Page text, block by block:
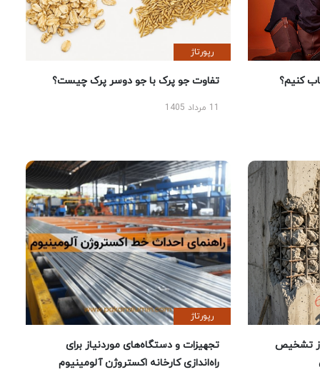
کنیم؟
رپورتاژ
تفاوت جو پرک با جو دوسر پرک چیست؟
تشخیص
رپورتاژ
تجهیزات و دستگاه‌های موردنیاز برای
راه‌اندازی کارخانه اکستروژن آلومینیوم